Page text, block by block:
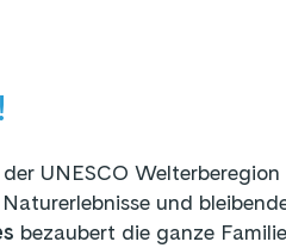
der UNESCO
und
bezaubert die ganze